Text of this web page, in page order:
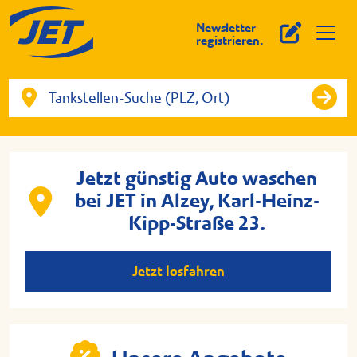
Newsletter
registrieren.
Jetzt günstig Auto waschen
bei JET in Alzey, Karl-Heinz-
Kipp-Straße 23.
Jetzt losfahren